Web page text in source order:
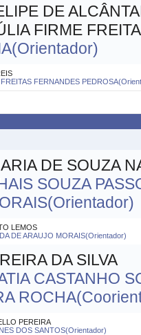
DE
FIRME
FERNANDES
DE SOUZA
SOUZA
LEMOS
DE ARAUJO MORAIS(Orientador)
DA SILVA
CASTANHO
PEREIRA
DOS SANTOS(Orientador)